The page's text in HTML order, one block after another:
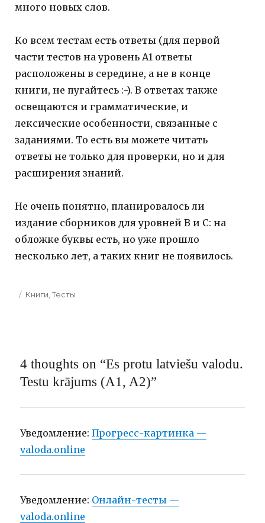
много новых слов.
Ко всем тестам есть ответы (для первой
части тестов на уровень А1 ответы
расположены в середине, а не в конце
книги, не пугайтесь :-). В ответах также
освещаются и грамматические, и
лексические особенности, связанные с
заданиями. То есть вы можете читать
ответы не только для проверки, но и для
расширения знаний.
Не очень понятно, планировалось ли
издание сборников для уровней B и C: на
обложке буквы есть, но уже прошло
несколько лет, а таких книг не появилось.
Categories
Книги Тесты
4 thoughts on “Es protu latviešu valodu.
Testu krājums (A1, A2)”
Уведомление:Прогресс-картинка —
valoda.online
Уведомление: Онлайн-тесты —
valoda.online